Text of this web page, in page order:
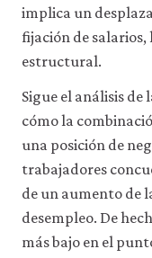
implica un
fijación de salarios,
estructural.
Sigue el análisis
cómo la
una posición de
trabajadores
de un aumento de
desempleo. De
más bajo en el